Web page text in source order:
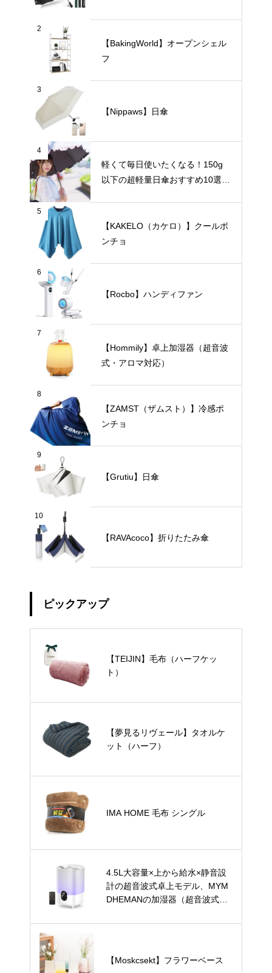
2
【BakingWorld】オープンシェル
フ
3
【Nippaws】日傘
4
軽くて毎日使いたくなる！150g
以下の超軽量日傘おすすめ10選
5
【KAKELO（カケロ）】クールポ
ンチョ
6
【Rocbo】ハンディファン
7
【Hommily】卓上加湿器（超音波
式・アロマ対応）
8
【ZAMST（ザムスト）】冷感ポ
ンチョ
9
【Grutiu】日傘
10
【RAVAcoco】折りたたみ傘
ピックアップ
【TEIJIN】毛布（ハーフケッ
ト）
【夢見るリヴェール】タオルケ
ット（ハーフ）
IMA HOME 毛布 シングル
4.5L大容量×上から給水×静音設
計の超音波式卓上モデル、MYM
DHEMANの加湿器（超音波式・
【Moskcsekt】フラワーベース